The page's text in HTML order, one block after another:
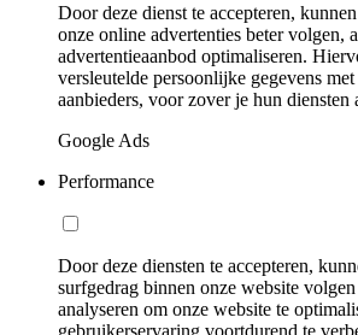
Door deze dienst te accepteren,
onze online advertenties beter volgen,
advertentieaanbod optimaliseren.
versleutelde persoonlijke gegevens
aanbieders, voor zover je hun diensten
Google Ads
Performance
Door deze diensten te accepteren,
surfgedrag binnen onze website
analyseren om onze website te
gebruikerservaring voortdurend te